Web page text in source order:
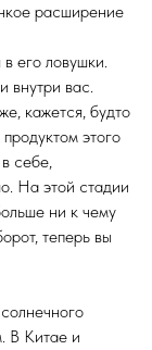
расширение
в его ловушки.
внутри вас.
кажется, будто
этого
себе,
На этой стадии
ни к чему
теперь вы
В Китае и